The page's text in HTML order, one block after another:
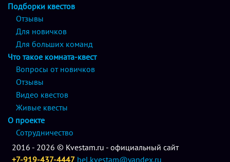
Подборки квестов
Отзывы
Для новичков
Для больших команд
Что такое комната-квест
Вопросы от новичков
Отзывы
Видео квестов
Живые квесты
О проекте
Сотрудничество
2016 - 2026 © Kvestam.ru - официальный сайт
+7-919-437-4447 bel.kvestam@yandex.ru